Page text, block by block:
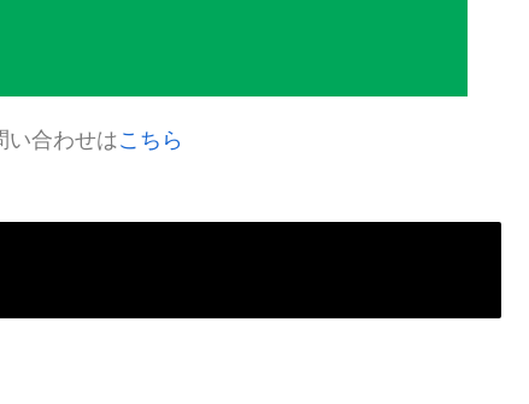
い合わせはこちら​